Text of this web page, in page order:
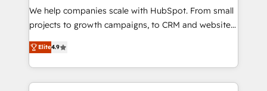
HubSpot Rising Star Why us? Harnessing the full
potential of the powerful HubSpot CRM. ✔️A team of
HubSpot experience ✔️Flexible pricing models —
Hourly-fee (assigned one Dedicated HubSpot
We help companies scale with HubSpot. From small
projects to growth campaigns, to CRM and websites.
Hire an agency that's experienced in every inch of
HubSpot and willing to work hand-in-hand with your
team to simplify the complex and build a better
experience for your team and customers.
Elite4.9